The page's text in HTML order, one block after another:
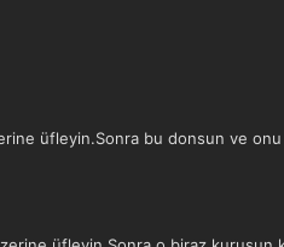
üfleyin.Sonra bu donsun ve onu